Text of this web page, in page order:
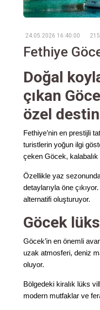
24.05.2026 16:40:00
Fethiye
Doğal
çıkan
özel
Fethiye’nin en prestijli
turistlerin yoğun ilgi
çeken Göcek,
Özellikle yaz
detaylarıyla öne
alternatifi oluşturuyor.
Göcek
Göcek’in en önemli
uzak atmosferi, deniz
oluyor.
Bölgedeki kiralık lüks
modern mutfaklar ve